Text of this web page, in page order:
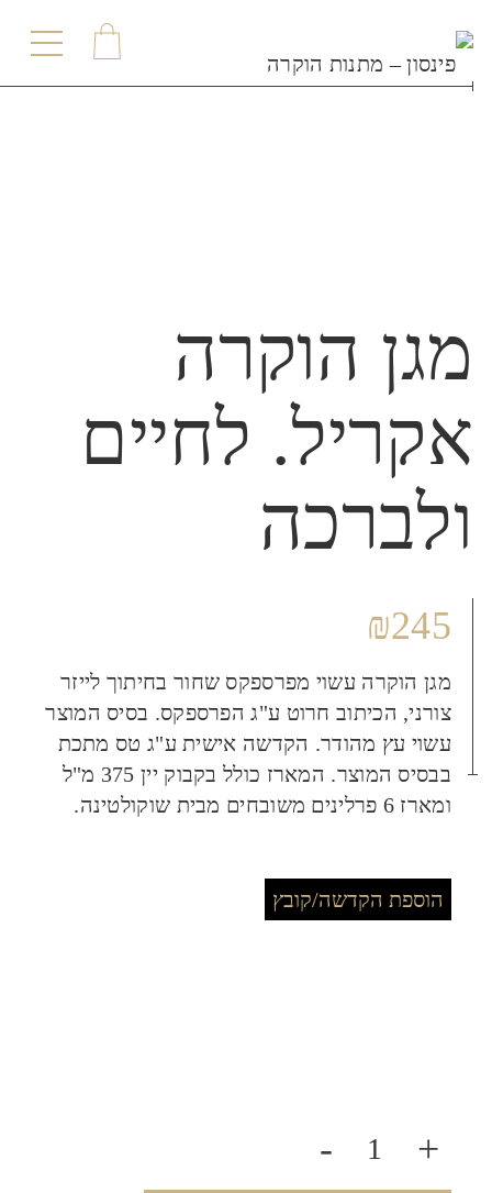
תפריט
מגן הוקרה
אקריל. לחיים
ולברכה
₪245
מגן הוקרה עשוי מפרספקס שחור בחיתוך לייזר
צורני, הכיתוב חרוט ע"ג הפרספקס. בסיס המוצר
עשוי עץ מהודר. הקדשה אישית ע"ג טס מתכת
בבסיס המוצר. המארז כולל בקבוק יין 375 מ"ל
ומארז 6 פרלינים משובחים מבית שוקולטינה.
הוספת הקדשה/קובץ
+
-